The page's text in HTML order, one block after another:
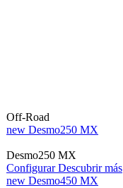
Off-Road
new Desmo250 MX
Desmo250 MX
Configurar Descubrir más
new Desmo450 MX